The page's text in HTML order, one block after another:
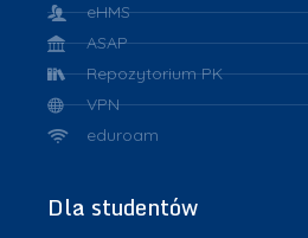
eHMS
ASAP
Repozytorium PK
VPN
eduroam
Dla studentów